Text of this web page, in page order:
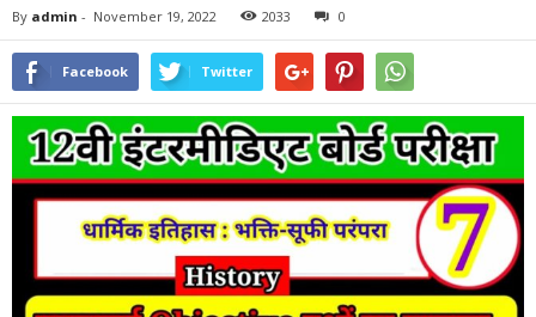
By admin - November 19, 2022 2033 0
Facebook Twitter